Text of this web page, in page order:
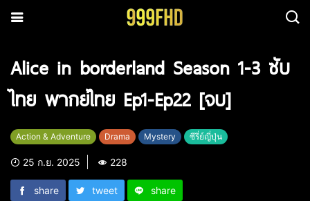
Alice in borderland Season 1-3 ซับ
ไทย พากย์ไทย Ep1-Ep22 [จบ]
Action & Adventure Drama Mystery ซีรี่ย์ญี่ปุ่น
25 ก.ย. 2025 228
share tweet share